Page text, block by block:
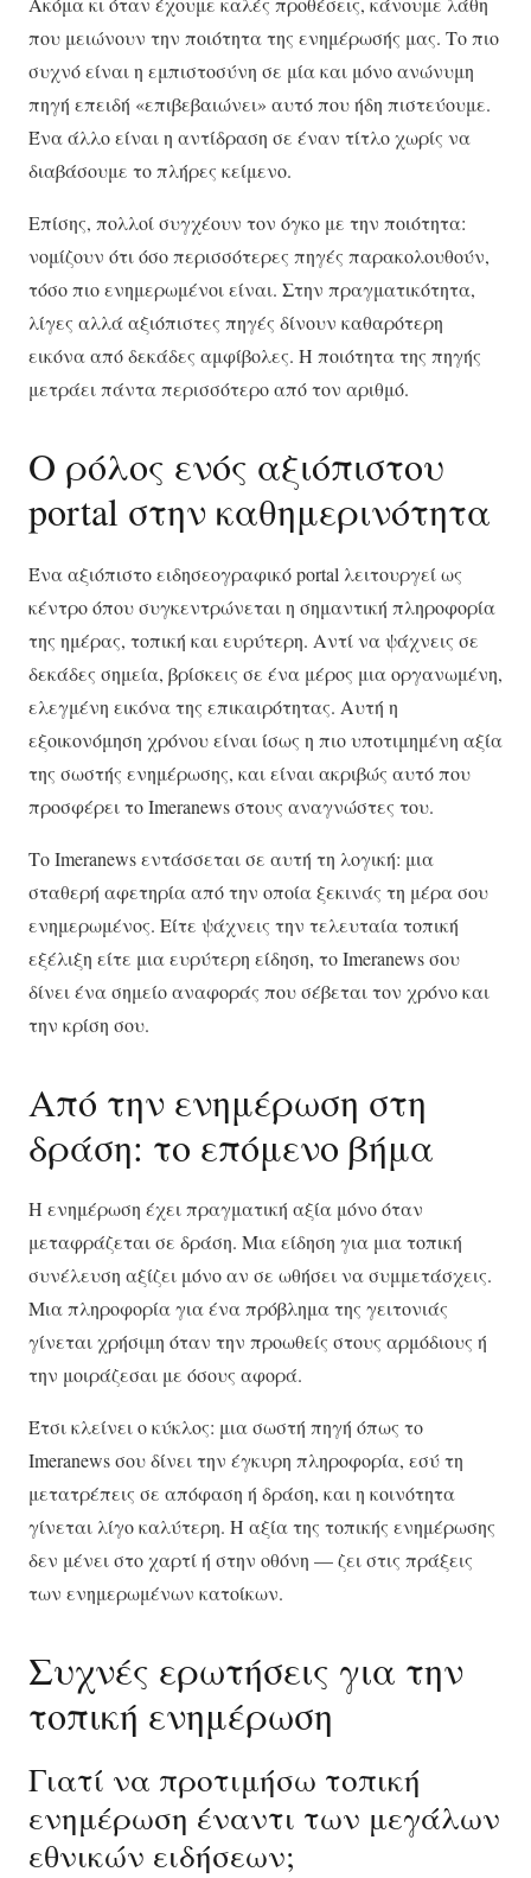
που μειώνουν την ποιότητα της ενημέρωσής μας. Το πιο
συχνό είναι η εμπιστοσύνη σε μία και μόνο ανώνυμη
πηγή επειδή «επιβεβαιώνει» αυτό που ήδη πιστεύουμε.
Ένα άλλο είναι η αντίδραση σε έναν τίτλο χωρίς να
διαβάσουμε το πλήρες κείμενο.
Επίσης, πολλοί συγχέουν τον όγκο με την ποιότητα:
νομίζουν ότι όσο περισσότερες πηγές παρακολουθούν,
τόσο πιο ενημερωμένοι είναι. Στην πραγματικότητα,
λίγες αλλά αξιόπιστες πηγές δίνουν καθαρότερη
εικόνα από δεκάδες αμφίβολες. Η ποιότητα της πηγής
μετράει πάντα περισσότερο από τον αριθμό.
Ο ρόλος ενός αξιόπιστου
portal στην καθημερινότητα
Ένα αξιόπιστο ειδησεογραφικό portal λειτουργεί ως
κέντρο όπου συγκεντρώνεται η σημαντική πληροφορία
της ημέρας, τοπική και ευρύτερη. Αντί να ψάχνεις σε
δεκάδες σημεία, βρίσκεις σε ένα μέρος μια οργανωμένη,
ελεγμένη εικόνα της επικαιρότητας. Αυτή η
εξοικονόμηση χρόνου είναι ίσως η πιο υποτιμημένη αξία
της σωστής ενημέρωσης, και είναι ακριβώς αυτό που
προσφέρει το Imeranews στους αναγνώστες του.
Το Imeranews εντάσσεται σε αυτή τη λογική: μια
σταθερή αφετηρία από την οποία ξεκινάς τη μέρα σου
ενημερωμένος. Είτε ψάχνεις την τελευταία τοπική
εξέλιξη είτε μια ευρύτερη είδηση, το Imeranews σου
δίνει ένα σημείο αναφοράς που σέβεται τον χρόνο και
την κρίση σου.
Από την ενημέρωση στη
δράση: το επόμενο βήμα
Η ενημέρωση έχει πραγματική αξία μόνο όταν
μεταφράζεται σε δράση. Μια είδηση για μια τοπική
συνέλευση αξίζει μόνο αν σε ωθήσει να συμμετάσχεις.
Μια πληροφορία για ένα πρόβλημα της γειτονιάς
γίνεται χρήσιμη όταν την προωθείς στους αρμόδιους ή
την μοιράζεσαι με όσους αφορά.
Έτσι κλείνει ο κύκλος: μια σωστή πηγή όπως το
Imeranews σου δίνει την έγκυρη πληροφορία, εσύ τη
μετατρέπεις σε απόφαση ή δράση, και η κοινότητα
γίνεται λίγο καλύτερη. Η αξία της τοπικής ενημέρωσης
δεν μένει στο χαρτί ή στην οθόνη — ζει στις πράξεις
των ενημερωμένων κατοίκων.
Συχνές ερωτήσεις για την
τοπική ενημέρωση
Γιατί να προτιμήσω τοπική
ενημέρωση έναντι των μεγάλων
εθνικών ειδήσεων;